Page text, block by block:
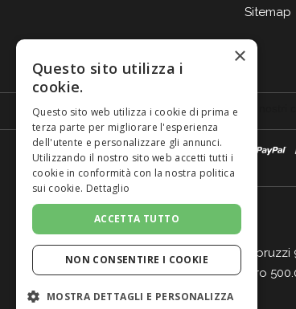
Sitemap
Giordano Vini S.p.A. Viale Abruzzi
- Cap. Soc. Euro
×
Questo sito utilizza i
cookie.
Questo sito web utilizza i cookie di prima e
terza parte per migliorare l'esperienza
dell'utente e personalizzare gli annunci.
Utilizzando il nostro sito web accetti tutti i
cookie in conformità con la nostra politica
sui cookie. Dettaglio
ACCETTA TUTTO
NON CONSENTIRE I COOKIE
MOSTRA DETTAGLI E PERSONALIZZA